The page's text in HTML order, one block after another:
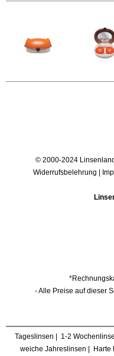
© 2000-2024
Widerrufsbelehrung |
- Alle Preise auf dieser
Tageslinsen | 1-2
weiche Jahreslinsen | Harte